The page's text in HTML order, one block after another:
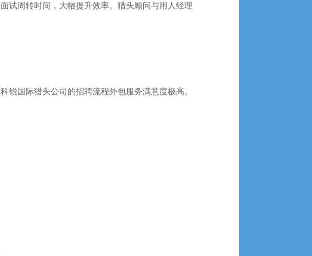
试周转时间，大幅提升效率。猎头顾问与用人经理
国际猎头公司的招聘流程外包服务满意度极高。